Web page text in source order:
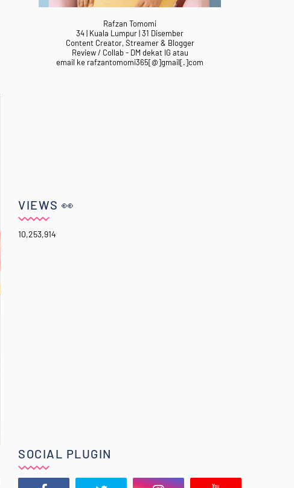
Rafzan Tomomi
34 | Kuala Lumpur | 31 Disember
Content Creator, Streamer & Blogger
Review / Collab - DM dekat IG atau
email ke rafzantomomi365[@]gmail[.]com
VIEWS 👀
10,253,914
SOCIAL PLUGIN